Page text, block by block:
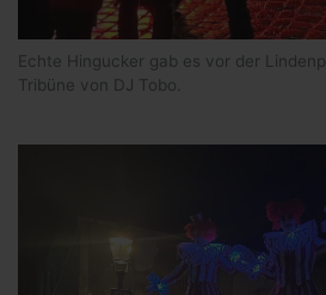
Echte Hingucker gab es vor der
Tribüne von DJ Tobo.